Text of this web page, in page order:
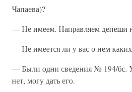
Чапаева)?
— Не имеем. Направляем депеши
— Не имеется ли у вас о нем
— Были одни сведения № 194/бс.
нет, могу дать его.